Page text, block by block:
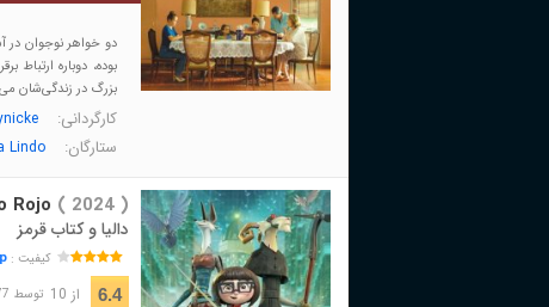
دو خواهر نوجوان در
بوده، دوباره
بزرگ در زندگی‌شان
کارگردانی:
ستارگان:Lindo
Rojo ( 2024 )
دالیا و کتاب قرمز
کیفیت :
6.4 از 10 توسط 77 نفر در